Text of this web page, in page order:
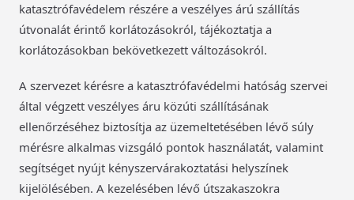
katasztrófavédelem részére a veszélyes árú szállítás
útvonalát érintő korlátozásokról, tájékoztatja a
korlátozásokban bekövetkezett változásokról.
A szervezet kérésre a katasztrófavédelmi hatóság szervei
által végzett veszélyes áru közúti szállításának
ellenőrzéséhez biztosítja az üzemeltetésében lévő súly
mérésre alkalmas vizsgáló pontok használatát, valamint
segítséget nyújt kényszervárakoztatási helyszínek
kijelölésében. A kezelésében lévő útszakaszokra